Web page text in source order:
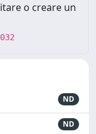
o creare un
ND
ND